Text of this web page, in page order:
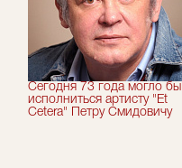
Сегодня 73 года могло бы
исполниться артисту "Et
Cetera" Петру Смидовичу